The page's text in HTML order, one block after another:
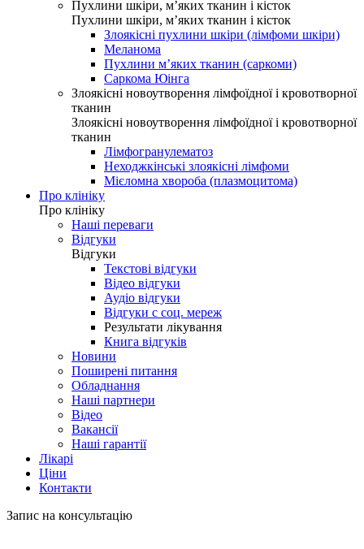
Пухлини шкіри, м’яких тканин і кісток
Пухлини шкіри, м’яких тканин і кісток
Злоякісні пухлини шкіри (лімфоми шкіри)
Меланома
Пухлини м’яких тканин (саркоми)
Саркома Юінга
Злоякісні новоутворення лімфоїдної і кровотворної
тканин
Злоякісні новоутворення лімфоїдної і кровотворної
тканин
Лімфогранулематоз
Неходжкінські злоякісні лімфоми
Мієломна хвороба (плазмоцитома)
Про клініку
Про клініку
Наші переваги
Відгуки
Відгуки
Текстові відгуки
Відео відгуки
Аудіо відгуки
Відгуки с соц. мереж
Результати лікування
Книга відгуків
Новини
Поширені питання
Обладнання
Наші партнери
Відео
Вакансії
Наші гарантії
Лікарі
Ціни
Контакти
Запис на консультацію